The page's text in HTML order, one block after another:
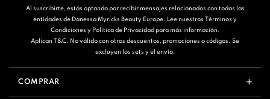
Al suscribirte, estás optando por recibir mensajes relacionados con todas las
entidades de Danessa Myricks Beauty Europe. Lee nuestros Términos y
Condiciones y Política de Privacidad para más información.
Aplican T&C. No válido con otros descuentos, promociones o códigos. Se
excluyen los sets y el envío.
COMPRAR